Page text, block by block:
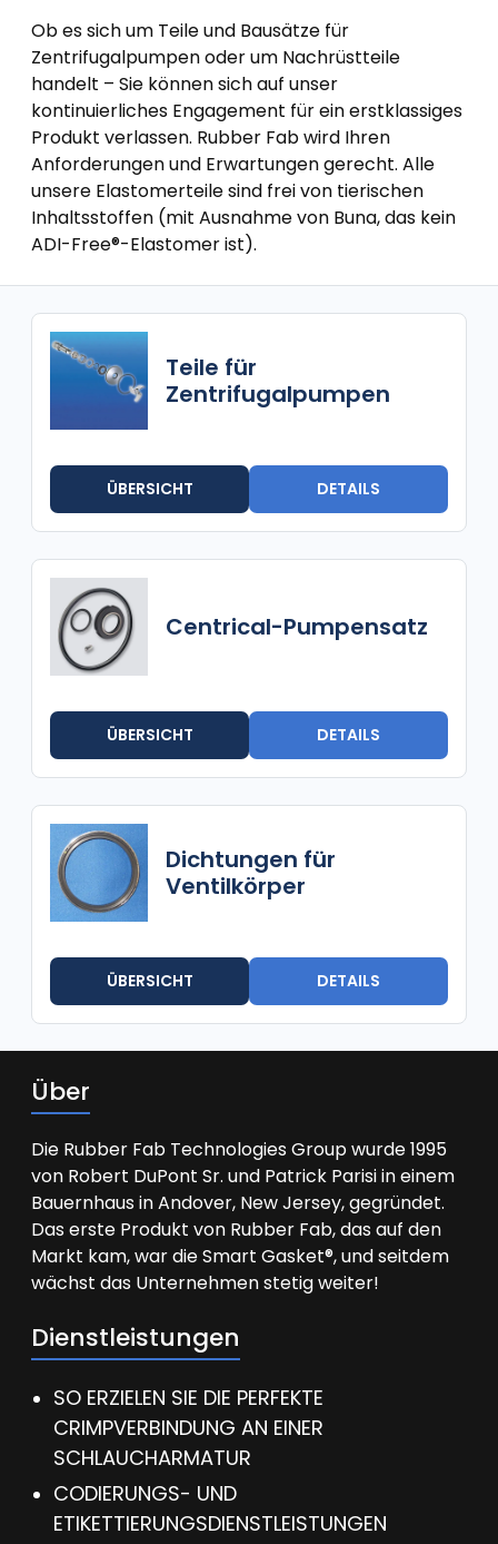
Ob es sich um Teile und Bausätze für
Zentrifugalpumpen oder um Nachrüstteile
handelt – Sie können sich auf unser
kontinuierliches Engagement für ein erstklassiges
Produkt verlassen. Rubber Fab wird Ihren
Anforderungen und Erwartungen gerecht. Alle
unsere Elastomerteile sind frei von tierischen
Inhaltsstoffen (mit Ausnahme von Buna, das kein
ADI-Free®-Elastomer ist).
Teile für
Zentrifugalpumpen
ÜBERSICHT DETAILS
Centrical-Pumpensatz
ÜBERSICHT DETAILS
Dichtungen für
Ventilkörper
ÜBERSICHT DETAILS
Über
Die Rubber Fab Technologies Group wurde 1995
von Robert DuPont Sr. und Patrick Parisi in einem
Bauernhaus in Andover, New Jersey, gegründet.
Das erste Produkt von Rubber Fab, das auf den
Markt kam, war die Smart Gasket®, und seitdem
wächst das Unternehmen stetig weiter!
Dienstleistungen
SO ERZIELEN SIE DIE PERFEKTE
CRIMPVERBINDUNG AN EINER
SCHLAUCHARMATUR
CODIERUNGS- UND
ETIKETTIERUNGSDIENSTLEISTUNGEN